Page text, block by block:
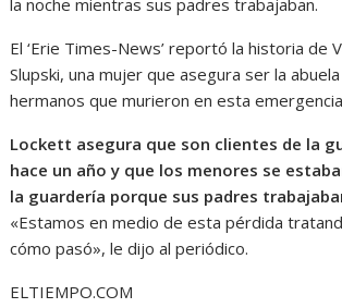
la noche mientras sus padres trabajaban.
El ‘Erie Times-News’ reportó la historia de
Slupski, una mujer que asegura ser la
hermanos que murieron en esta
Lockett asegura que son clientes de la
hace un año y que los menores se
la guardería porque sus padres
«Estamos en medio de esta pérdida
cómo pasó», le dijo al periódico.
ELTIEMPO.COM